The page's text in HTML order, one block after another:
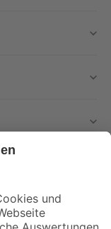
verpassen!